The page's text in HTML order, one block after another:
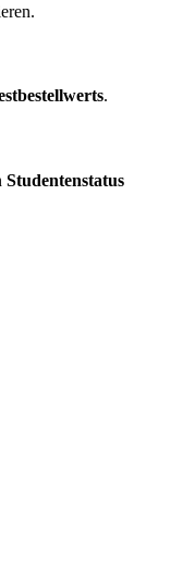
.
Studentenstatus